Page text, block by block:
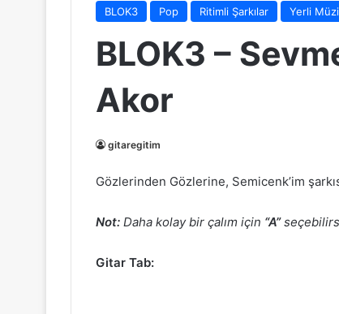
BLOK3 Pop Ritimli Şarkılar Yerli
BLOK3 –
Akor
gitaregitim
Gözlerinden Gözlerine, Semicenk’im
Not: Daha kolay bir çalım için “A”
Gitar Tab: